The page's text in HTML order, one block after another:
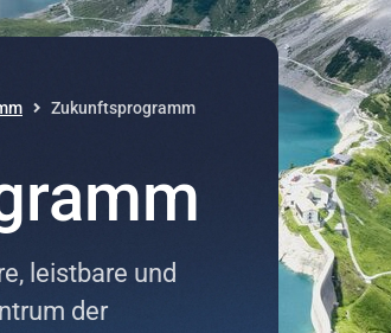
Zukunftsprogramm
leistbare und
der